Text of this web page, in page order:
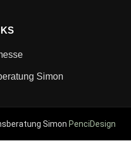
Simon
Simon PenciDesign